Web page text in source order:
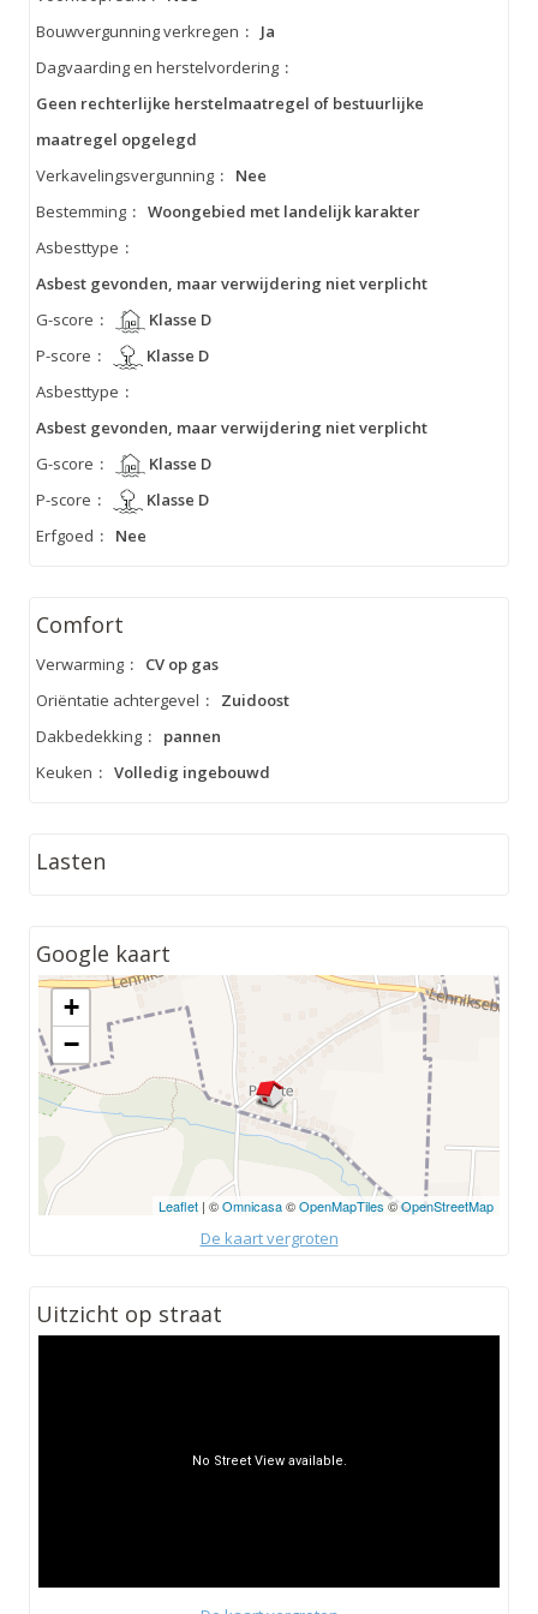
Bouwvergunning verkregen :
Ja
Dagvaarding en herstelvordering :
Geen rechterlijke herstelmaatregel of bestuurlijke
maatregel opgelegd
Verkavelingsvergunning :
Nee
Bestemming : Woongebied met landelijk karakter
Asbesttype :
Asbest gevonden, maar verwijdering niet verplicht
G-score :
Klasse D
P-score :
Klasse D
Asbesttype :
Asbest gevonden, maar verwijdering niet verplicht
G-score :
Klasse D
P-score :
Klasse D
Erfgoed : Nee
Comfort
Verwarming :
CV op gas
Oriëntatie achtergevel :
Zuidoost
Dakbedekking :
pannen
Keuken : Volledig ingebouwd
Lasten
Google kaart
+
−
Leaflet| ©Omnicasa©OpenMapTiles ©OpenStreetMap
De kaart vergroten
Uitzicht op straat